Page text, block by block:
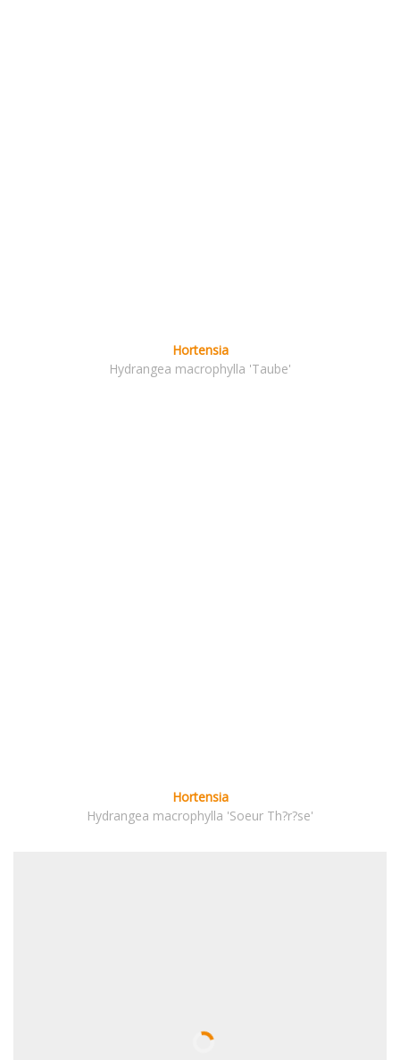
Hortensia
Hydrangea macrophylla 'Taube'
Hortensia
Hydrangea macrophylla 'Soeur Th?r?se'